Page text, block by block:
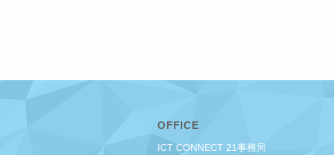
OFFICE
ICT CONNECT 21事務局